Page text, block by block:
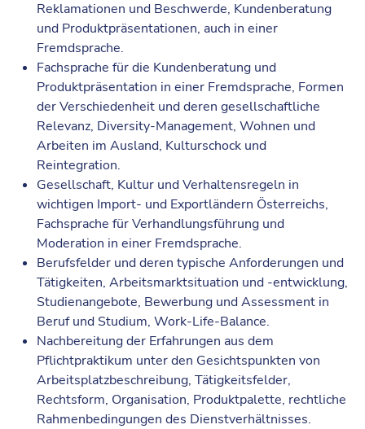
Reklamationen und Beschwerde, Kundenberatung
und Produktpräsentationen, auch in einer
Fremdsprache.
Fachsprache für die Kundenberatung und
Produktpräsentation in einer Fremdsprache, Formen
der Verschiedenheit und deren gesellschaftliche
Relevanz, Diversity-Management, Wohnen und
Arbeiten im Ausland, Kulturschock und
Reintegration.
Gesellschaft, Kultur und Verhaltensregeln in
wichtigen Import- und Exportländern Österreichs,
Fachsprache für Verhandlungsführung und
Moderation in einer Fremdsprache.
Berufsfelder und deren typische Anforderungen und
Tätigkeiten, Arbeitsmarktsituation und -entwicklung,
Studienangebote, Bewerbung und Assessment in
Beruf und Studium, Work-Life-Balance.
Nachbereitung der Erfahrungen aus dem
Pflichtpraktikum unter den Gesichtspunkten von
Arbeitsplatzbeschreibung, Tätigkeitsfelder,
Rechtsform, Organisation, Produktpalette, rechtliche
Rahmenbedingungen des Dienstverhältnisses.